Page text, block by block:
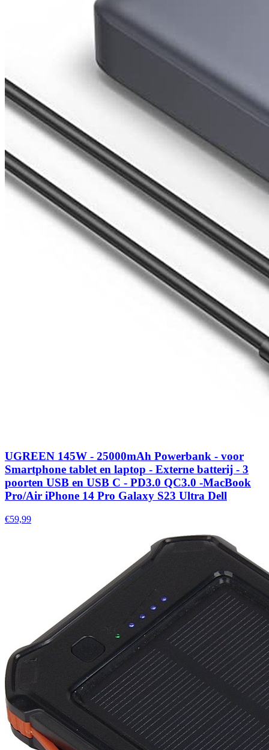
UGREEN 145W - 25000mAh Powerbank - voor
Smartphone tablet en laptop - Externe batterij - 3
poorten USB en USB C - PD3.0 QC3.0 -MacBook
Pro/Air iPhone 14 Pro Galaxy S23 Ultra Dell
€59,99